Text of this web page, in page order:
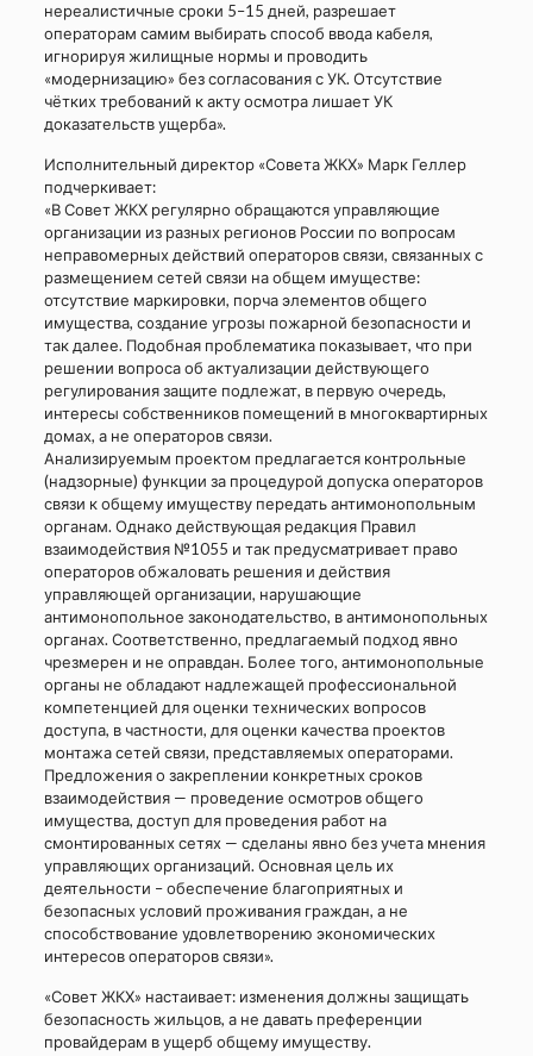
нереалистичные сроки 5–15 дней, разрешает
операторам самим выбирать способ ввода кабеля,
игнорируя жилищные нормы и проводить
«модернизацию» без согласования с УК. Отсутствие
чётких требований к акту осмотра лишает УК
доказательств ущерба».
Исполнительный директор «Совета ЖКХ» Марк Геллер
подчеркивает:
«В Совет ЖКХ регулярно обращаются управляющие
организации из разных регионов России по вопросам
неправомерных действий операторов связи, связанных с
размещением сетей связи на общем имуществе:
отсутствие маркировки, порча элементов общего
имущества, создание угрозы пожарной безопасности и
так далее. Подобная проблематика показывает, что при
решении вопроса об актуализации действующего
регулирования защите подлежат, в первую очередь,
интересы собственников помещений в многоквартирных
домах, а не операторов связи.
Анализируемым проектом предлагается контрольные
(надзорные) функции за процедурой допуска операторов
связи к общему имуществу передать антимонопольным
органам. Однако действующая редакция Правил
взаимодействия №1055 и так предусматривает право
операторов обжаловать решения и действия
управляющей организации, нарушающие
антимонопольное законодательство, в антимонопольных
органах. Соответственно, предлагаемый подход явно
чрезмерен и не оправдан. Более того, антимонопольные
органы не обладают надлежащей профессиональной
компетенцией для оценки технических вопросов
доступа, в частности, для оценки качества проектов
монтажа сетей связи, представляемых операторами.
Предложения о закреплении конкретных сроков
взаимодействия — проведение осмотров общего
имущества, доступ для проведения работ на
смонтированных сетях — сделаны явно без учета мнения
управляющих организаций. Основная цель их
деятельности – обеспечение благоприятных и
безопасных условий проживания граждан, а не
способствование удовлетворению экономических
интересов операторов связи».
«Совет ЖКХ» настаивает: изменения должны защищать
безопасность жильцов, а не давать преференции
провайдерам в ущерб общему имуществу.